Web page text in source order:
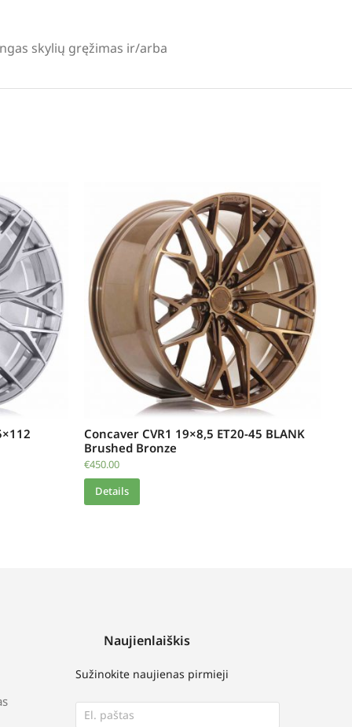
skylių gręžimas ir/arba
Concaver CVR1 19×8,5 ET20-45 BLANK
Brushed Bronze
€450.00
Details
Naujienlaiškis
Sužinokite naujienas pirmieji